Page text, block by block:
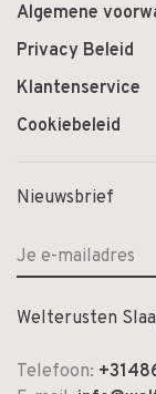
Algemene
Privacy Beleid
Klantenservice
Cookiebeleid
Nieuwsbrief
Welterusten
Telefoon: